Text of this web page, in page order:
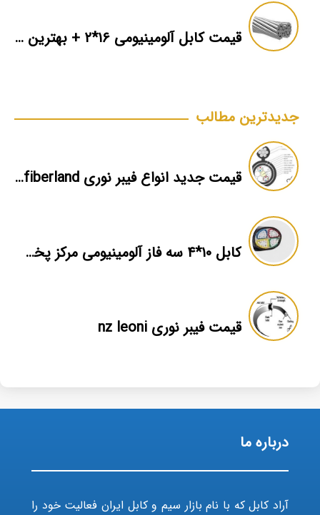
قیمت کابل آلومینیومی ۱۶*۲ + بهترین برند بازار + اطلاعات فنی
جدیدترین مطالب
قیمت جدید انواع فیبر نوری ossc fiberland
کابل ۱۰*۴ سه فاز آلومینیومی مرکز پخش عمده
قیمت فیبر نوری nz leoni
درباره ما
آراد کابل که با نام بازار سیم و کابل ایران فعالیت خود را